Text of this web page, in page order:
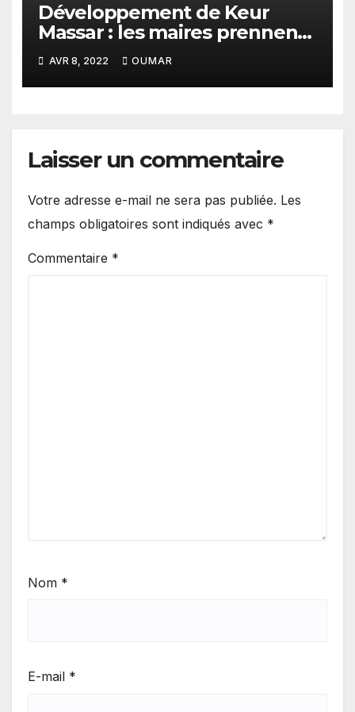
Développement de Keur
Massar : les maires prennent
leurs responsabilités
AVR 8, 2022 OUMAR
Laisser un commentaire
Votre adresse e-mail ne sera pas publiée. Les
champs obligatoires sont indiqués avec *
Commentaire *
Nom *
E-mail *